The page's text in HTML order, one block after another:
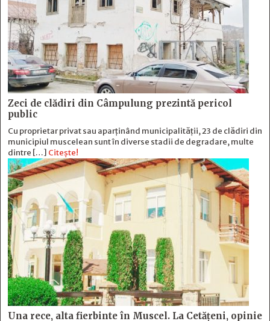
Zeci de clădiri din Câmpulung prezintă pericol
public
Cu proprietar privat sau aparținând municipalității, 23 de clădiri din
municipiul muscelean sunt în diverse stadii de degradare, multe
dintre […] Citește!
Una rece, alta fierbinte în Muscel. La Cetăţeni, opinie